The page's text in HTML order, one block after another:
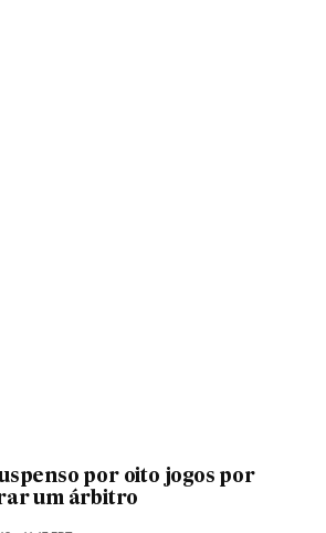
por oito jogos por
um árbitro